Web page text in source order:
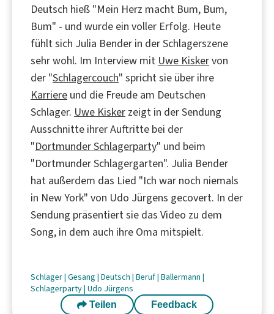
Deutsch hieß "Mein Herz macht Bum, Bum,
Bum" - und wurde ein voller Erfolg. Heute
fühlt sich Julia Bender in der Schlagerszene
sehr wohl. Im Interview mit Uwe Kiskervon
der "Schlagercouch" spricht sie über ihre
Karriere und die Freude am Deutschen
Schlager. Uwe Kisker zeigt in der Sendung
Ausschnitte ihrer Auftritte bei der
"Dortmunder Schlagerparty" und beim
"Dortmunder Schlagergarten". Julia Bender
hat außerdem das Lied "Ich war noch niemals
in New York" von Udo Jürgens gecovert. In der
Sendung präsentiert sie das Video zu dem
Song, in dem auch ihre Oma mitspielt.
Schlager| Gesang | Deutsch | Beruf| Ballermann |
Schlagerparty| Udo Jürgens
Teilen Feedback